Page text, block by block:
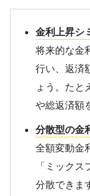
金利上昇シ
将来的な金
行い、返済
ょう。たと
や総返済額
分散型の金
全額変動金
「ミック
分散できま